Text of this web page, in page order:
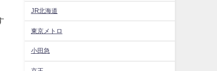
JR北海道
東京メトロ
小田急